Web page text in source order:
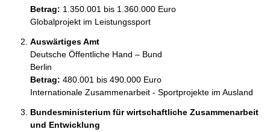
Betrag: 1.350.001 bis 1.360.000 Euro
Globalprojekt im Leistungssport
Auswärtiges Amt
Deutsche Öffentliche Hand – Bund
Berlin
Betrag: 480.001 bis 490.000 Euro
Internationale Zusammenarbeit - Sportprojekte im Ausland
Bundesministerium für wirtschaftliche Zusammenarbeit
und Entwicklung